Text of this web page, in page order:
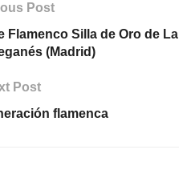
Post
Flamenco Silla de Oro de La
(Madrid)
Post
flamenca